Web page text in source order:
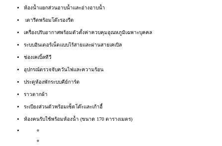
ห้องน้ำแยกส่วนอาบน้ำและอ่างอาบน้ำ
เตารีดพร้อมโต๊ะรองรีด
เครื่องปรับอากาศพร้อมตัวตั้งค่าควบคุมอุณหภูมิเฉพาะบุคคล
ระบบอินเตอร์เน็ตแบบไร้สายและผ่านสายเคเบิล
ช่องเคเบิ้ลทีวี
อุปกรณ์ตรวจจับควันไฟและความร้อน
ประตูห้องพักระบบคีย์การ์ด
ราวตากผ้า
ระเบียงส่วนตัวพร้อมเซ็ตโต๊ะและเก้าอี้
ห้องคนรับใช้พร้อมห้องน้ำ (ขนาด 170 ตารางเมตร)